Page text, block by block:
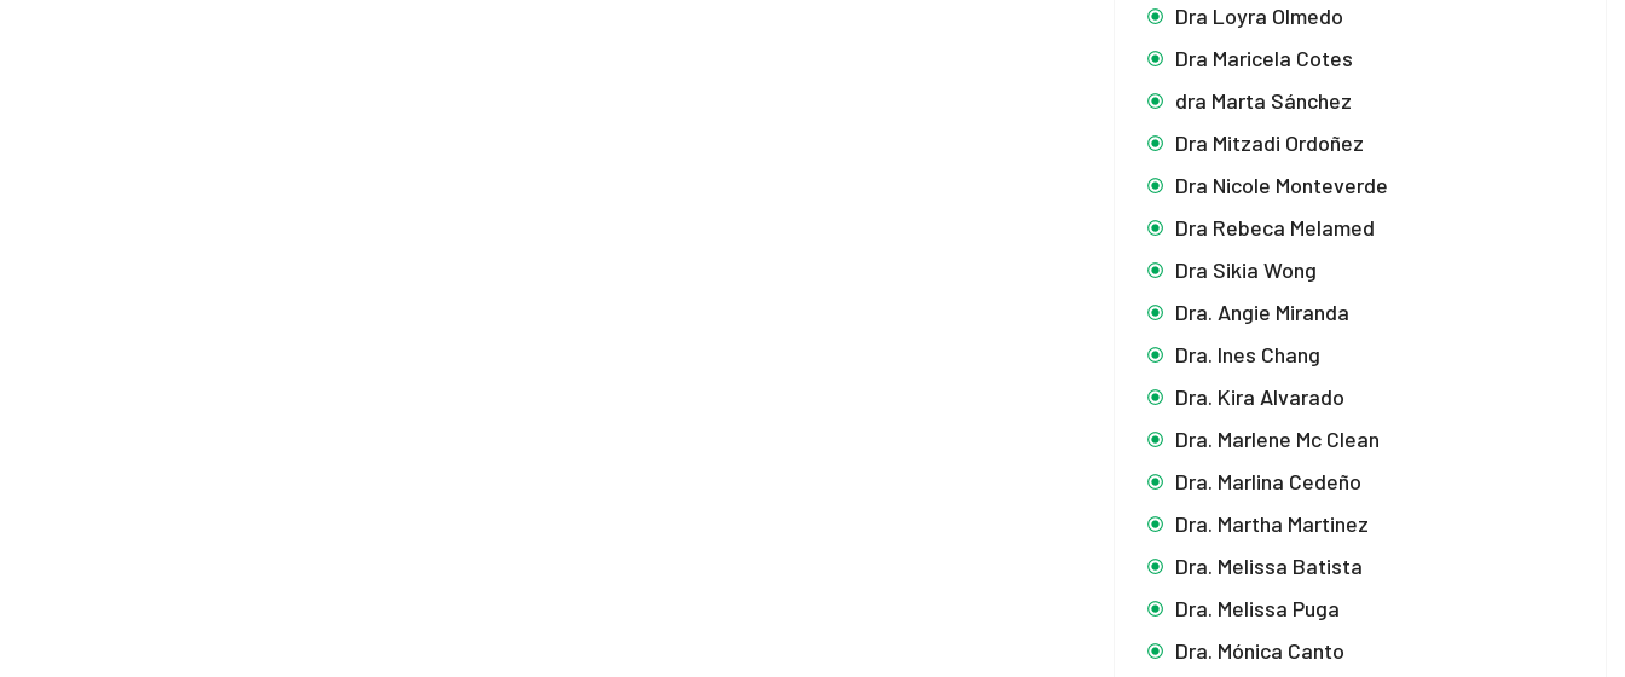
Dra Loyra Olmedo
Dra Maricela Cotes
dra Marta Sánchez
Dra Mitzadi Ordoñez
Dra Nicole Monteverde
Dra Rebeca Melamed
Dra Sikia Wong
Dra. Angie Miranda
Dra. Ines Chang
Dra. Kira Alvarado
Dra. Marlene Mc Clean
Dra. Marlina Cedeño
Dra. Martha Martinez
Dra. Melissa Batista
Dra. Melissa Puga
Dra. Mónica Canto